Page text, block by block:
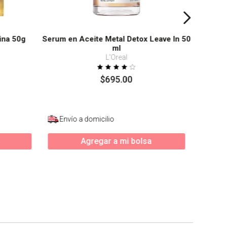
50g
Serum en Aceite Metal Detox Leave In 50
ml
L'Oreal
$695.00
Envío a domicilio
Agregar a mi bolsa